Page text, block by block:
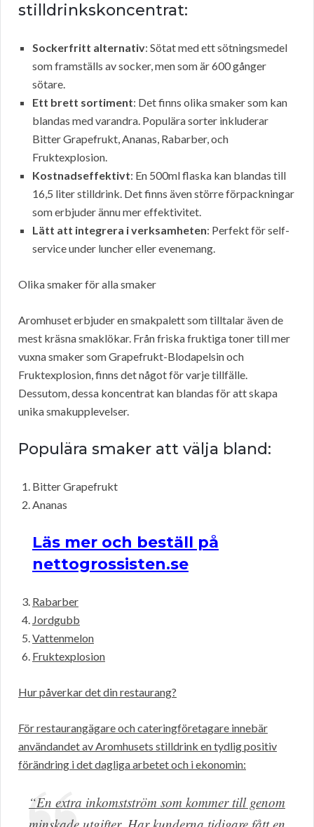
stilldrinkskoncentrat:
Sockerfritt alternativ: Sötat med ett sötningsmedel
som framställs av socker, men som är 600 gånger
sötare.
Ett brett sortiment: Det finns olika smaker som kan
blandas med varandra. Populära sorter inkluderar
Bitter Grapefrukt, Ananas, Rabarber, och
Fruktexplosion.
Kostnadseffektivt: En 500ml flaska kan blandas till
16,5 liter stilldrink. Det finns även större förpackningar
som erbjuder ännu mer effektivitet.
Lätt att integrera i verksamheten: Perfekt för self-
service under luncher eller evenemang.
Olika smaker för alla smaker
Aromhuset erbjuder en smakpalett som tilltalar även de
mest kräsna smaklökar. Från friska fruktiga toner till mer
vuxna smaker som Grapefrukt-Blodapelsin och
Fruktexplosion, finns det något för varje tillfälle.
Dessutom, dessa koncentrat kan blandas för att skapa
unika smakupplevelser.
Populära smaker att välja bland:
Bitter Grapefrukt
Ananas
Läs mer och beställ på
nettogrossisten.se
Rabarber
Jordgubb
Vattenmelon
Fruktexplosion
Hur påverkar det din restaurang?
För restaurangägare och cateringföretagare innebär
användandet av Aromhusets stilldrink en tydlig positiv
förändring i det dagliga arbetet och i ekonomin:
“En extra inkomstström som kommer till genom